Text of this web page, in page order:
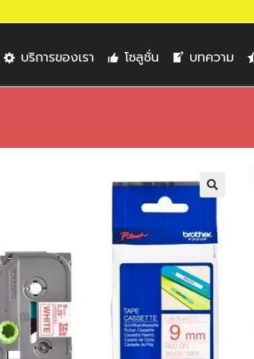
บริการของเรา โซลูชั่น บทความ